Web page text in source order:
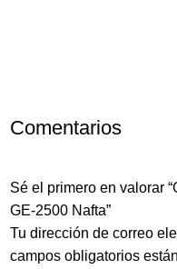
Comentarios
Sé el primero en valorar
GE-2500 Nafta”
Tu dirección de correo
campos obligatorios